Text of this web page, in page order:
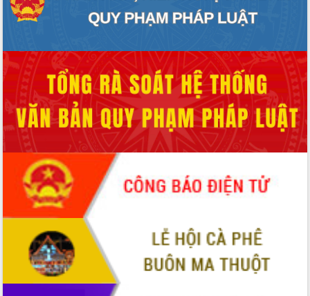
Thứ trưởng Bộ Nông nghiệp và Môi
trường Nguyễn Hoàng Hiệp khảo sát
sầu riêng tại Đắk Lắk
Trình diễn nghệ thuật chế biến các
món ăn từ sầu riêng
Đắk Lắk công bố Quy hoạch và xúc
tiến đầu tư tỉnh
Ngành cá ngừ Đắk Lắk chủ động thích
ứng để giữ vững thị trường xuất khẩu
Diễn đàn Kinh tế tư nhân Việt Nam đột
phá cơ chế - Hợp tác công tư
Đề án 06 tạo bước ngoặt đột phá trong
cải cách hành chính tỉnh Đắk Lắk
Kết nối tour, đẩy mạnh chuyển đổi số
để phát triển du lịch Đắk Lắk
Khởi động Dự án Đầu tư xây dựng hạ
tầng kỹ thuật Cụm công nghiệp Tân